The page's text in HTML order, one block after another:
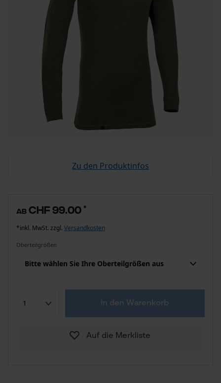
Zu den Produktinfos
ab CHF 99.00 *
*inkl. MwSt. zzgl. Versandkosten
Oberteilgrößen
Bitte wählen Sie Ihre Oberteilgrößen aus
In den Warenkorb
Auf die Merkliste